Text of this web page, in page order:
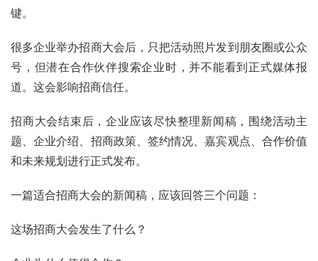
键。
很多企业举办招商大会后，只把活动照片发到朋友圈或公众
号，但潜在合作伙伴搜索企业时，并不能看到正式媒体报
道。这会影响招商信任。
招商大会结束后，企业应该尽快整理新闻稿，围绕活动主
题、企业介绍、招商政策、签约情况、嘉宾观点、合作价值
和未来规划进行正式发布。
一篇适合招商大会的新闻稿，应该回答三个问题：
这场招商大会发生了什么？